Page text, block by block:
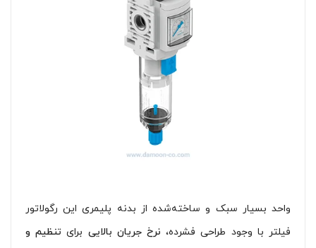
واحد بسیار سبک و ساخته‌شده از بدنه پلیمری این رگولاتور
فیلتر با وجود طراحی فشرده، نرخ جریان بالایی برای تنظیم و